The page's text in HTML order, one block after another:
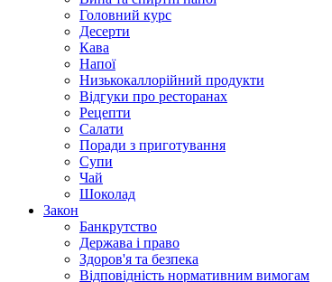
Головний курс
Десерти
Кава
Напої
Низькокаллорійний продукти
Відгуки про ресторанах
Рецепти
Салати
Поради з приготування
Супи
Чай
Шоколад
Закон
Банкрутство
Держава і право
Здоров'я та безпека
Відповідність нормативним вимогам